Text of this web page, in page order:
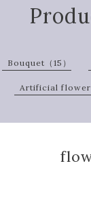
Bouquet（15）
Artificial flower